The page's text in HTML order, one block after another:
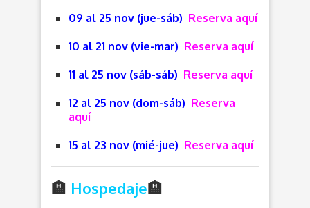
09 al 25 nov (jue-sáb) Reserva aquí
10 al 21 nov (vie-mar) Reserva aquí
11 al 25 nov (sáb-sáb) Reserva aquí
12 al 25 nov (dom-sáb) Reserva
aquí
15 al 23 nov (mié-jue) Reserva aquí
🏨 Hospedaje🏨